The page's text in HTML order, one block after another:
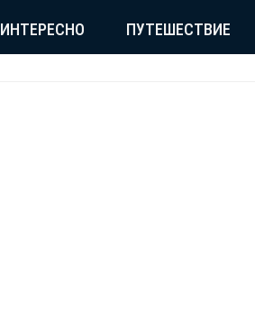
ИНТЕРЕСНО ПУТЕШЕСТВИЕ